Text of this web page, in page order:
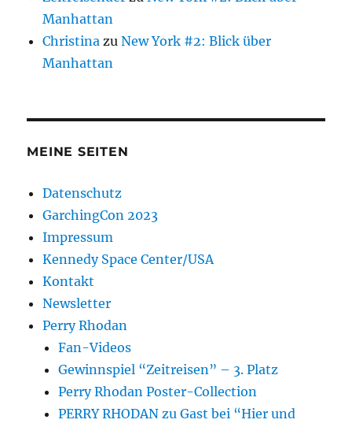
Manhattan
Christina zuNew York #2: Blick über
Manhattan
MEINE SEITEN
Datenschutz
GarchingCon 2023
Impressum
Kennedy Space Center/USA
Kontakt
Newsletter
Perry Rhodan
Fan-Videos
Gewinnspiel “Zeitreisen” – 3. Platz
Perry Rhodan Poster-Collection
PERRY RHODAN zu Gast bei “Hier und